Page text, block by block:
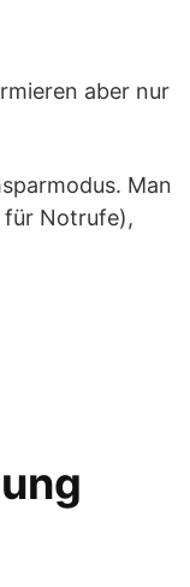
aber nur
Man
für Notrufe),